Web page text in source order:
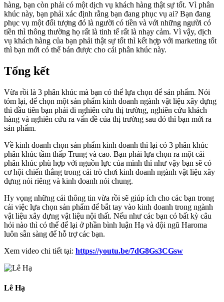
hàng, bạn còn phải có một dịch vụ khách hàng thật sự tốt. Vì phân
khúc này, bạn phải xác định rằng bạn đang phục vụ ai? Bạn đang
phục vụ một đối tượng đó là người có tiền và với những người có
tiền thì thông thường họ rất là tinh tế rất là nhạy cảm. Vì vậy, dịch
vụ khách hàng của bạn phải thật sự tốt thì kết hợp với marketing tốt
thì bạn mới có thể bán được cho cái phân khúc này.
Tổng kết
Vừa rồi là 3 phân khúc mà bạn có thể lựa chọn để sản phẩm. Nói
tóm lại, để chọn một sản phẩm kinh doanh ngành vật liệu xây dựng
thì đầu tiên bạn phải đi nghiên cứu thị trường, nghiên cứu khách
hàng và nghiên cứu ra vấn đề của thị trường sau đó thì bạn mới ra
sản phẩm.
Về kinh doanh chọn sản phẩm kinh doanh thì lại có 3 phân khúc
phân khúc tầm thấp Trung và cao. Bạn phải lựa chọn ra một cái
phân khúc phù hợp với nguồn lực của mình thì như vậy bạn sẽ có
cơ hội chiến thắng trong cái trò chơi kinh doanh ngành vật liệu xây
dựng nói riêng và kinh doanh nói chung.
Hy vọng những cái thông tin vừa rồi sẽ giúp ích cho các bạn trong
cái việc lựa chọn sản phẩm để bắt tay vào kinh doanh trong ngành
vật liệu xây dựng vật liệu nội thất. Nếu như các bạn có bất kỳ câu
hỏi nào thì có thể để lại ở phần bình luận Hạ và đội ngũ Haroma
luôn sẵn sàng để hỗ trợ các bạn.
Xem video chi tiết tại: https://youtu.be/7dG8Gs3CGsw
Lê Hạ